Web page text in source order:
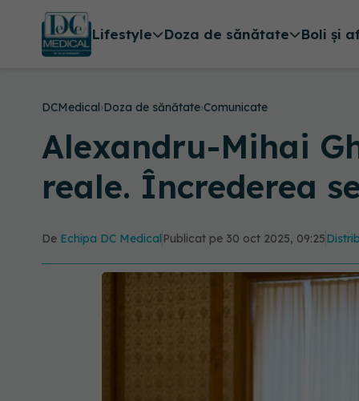
Lifestyle Doza de sănătate Boli și
DCMedical›Doza de sănătate›Comunicate
Alexandru-Mihai
reale. Încrederea
De Echipa DC Medical Publicat pe 30 oct 2025, 09:25